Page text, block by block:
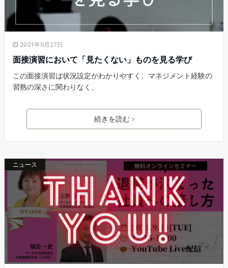
2021年9月27日
面接演習において「見たくない」ものを見る学び
この面接演習は状況設定がわかりやすく、マネジメント経験の
習熟の深さに関わりなく、
続きを読む
ニュース